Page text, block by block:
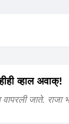
व्हाल अवाक्!
जाते. राजा